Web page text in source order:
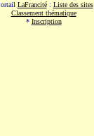
LaFrancité: Liste des sites
Classement thématique
* Inscription